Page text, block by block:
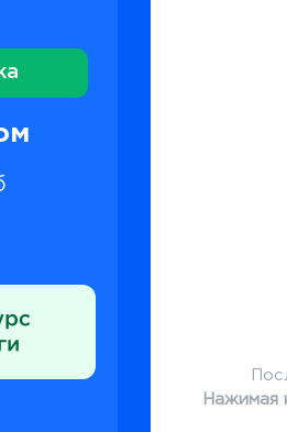
Нажимая